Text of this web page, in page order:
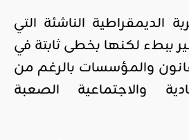
الديمقراطية الناشئة التي
ببطء لكنها بخطى ثابتة في
والمؤسسات بالرغم من
والاجتماعية الصعبة